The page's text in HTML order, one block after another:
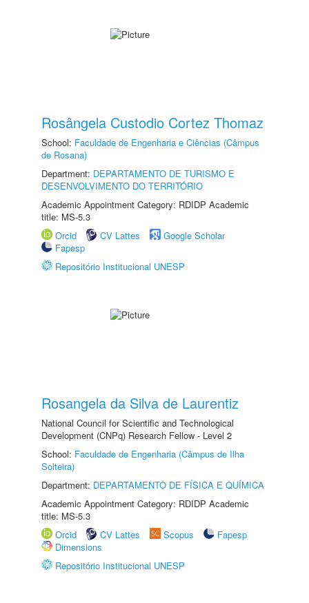
Rosângela Custodio Cortez Thomaz
School: Faculdade de Engenharia e Ciências (Câmpus
de Rosana)
Department: DEPARTAMENTO DE TURISMO E
DESENVOLVIMENTO DO TERRITÓRIO
Academic Appointment Category: RDIDP Academic
title: MS-5.3
Orcid
CV Lattes
Google Scholar
Fapesp
Repositório Institucional UNESP
Rosangela da Silva de Laurentiz
National Council for Scientific and Technological
Development (CNPq) Research Fellow - Level 2
School: Faculdade de Engenharia (Câmpus de Ilha
Solteira)
Department: DEPARTAMENTO DE FÍSICA E QUÍMICA
Academic Appointment Category: RDIDP Academic
title: MS-5.3
Orcid
CV Lattes Scopus
Fapesp
Dimensions
Repositório Institucional UNESP